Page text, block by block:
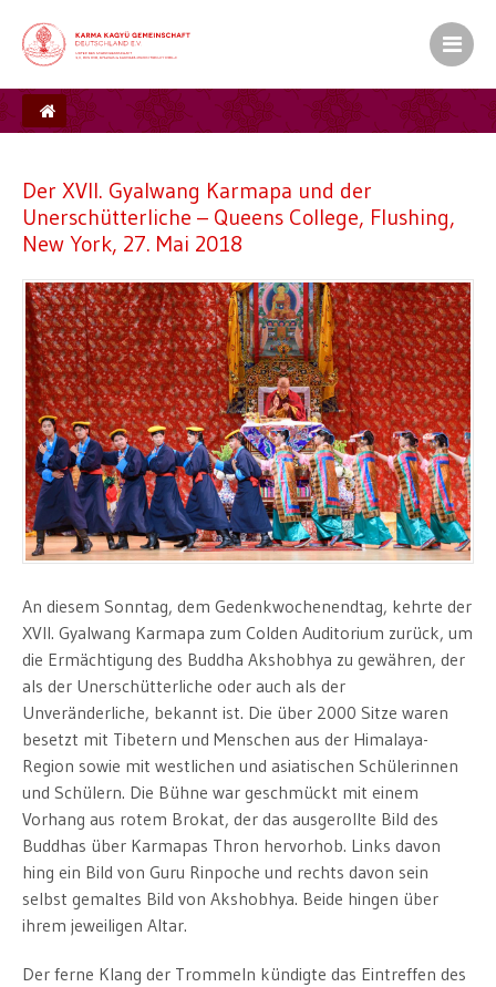
Der XVII. Gyalwang Karmapa und der
Unerschütterliche – Queens College, Flushing,
New York, 27. Mai 2018
An diesem Sonntag, dem Gedenkwochenendtag, kehrte der
XVII. Gyalwang Karmapa zum Colden Auditorium zurück, um
die Ermächtigung des Buddha Akshobhya zu gewähren, der
als der Unerschütterliche oder auch als der
Unveränderliche, bekannt ist. Die über 2000 Sitze waren
besetzt mit Tibetern und Menschen aus der Himalaya-
Region sowie mit westlichen und asiatischen Schülerinnen
und Schülern. Die Bühne war geschmückt mit einem
Vorhang aus rotem Brokat, der das ausgerollte Bild des
Buddhas über Karmapas Thron hervorhob. Links davon
hing ein Bild von Guru Rinpoche und rechts davon sein
selbst gemaltes Bild von Akshobhya. Beide hingen über
ihrem jeweiligen Altar.
Der ferne Klang der Trommeln kündigte das Eintreffen des